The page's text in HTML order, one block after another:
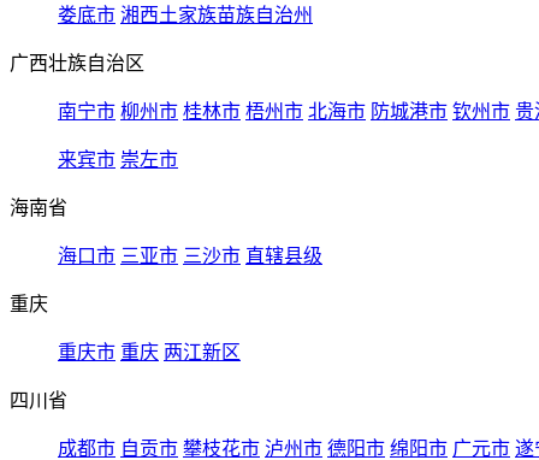
娄底市 湘西土家族苗族自治州
广西壮族自治区
南宁市 柳州市 桂林市 梧州市 北海市 防城港市 钦州市 贵
来宾市 崇左市
海南省
海口市 三亚市 三沙市 直辖县级
重庆
重庆市 重庆 两江新区
四川省
成都市 自贡市 攀枝花市 泸州市 德阳市 绵阳市 广元市 遂